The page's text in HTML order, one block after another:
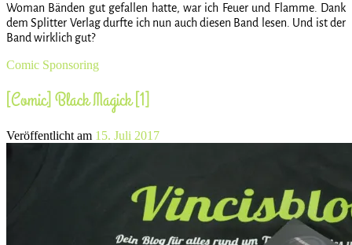
Woman Bänden gut gefallen hatte, war ich Feuer und Flamme. Dank
dem Splitter Verlag durfte ich nun auch diesen Band lesen. Und ist der
Band wirklich gut?
Comic Sponsoring
[Comic] Black Magick [1]
Veröffentlicht am 15. Juli 2017